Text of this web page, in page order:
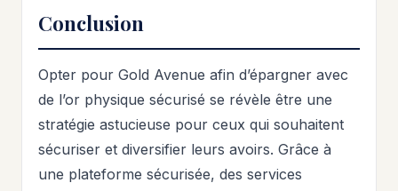
Conclusion
Opter pour Gold Avenue afin d’épargner avec
de l’or physique sécurisé se révèle être une
stratégie astucieuse pour ceux qui souhaitent
sécuriser et diversifier leurs avoirs. Grâce à
une plateforme sécurisée, des services